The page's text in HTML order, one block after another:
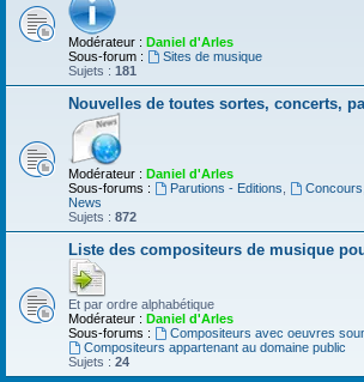
Modérateur : Daniel d'Arles
Sous-forum :
Sites de musique
Sujets : 181
Nouvelles de toutes sortes, concerts,
Modérateur : Daniel d'Arles
Sous-forums :
Parutions - Editions
News
Sujets : 872
Liste des compositeurs de musique
Et par ordre alphabétique
Modérateur : Daniel d'Arles
Sous-forums :
Compositeurs avec oeuvres
Compositeurs appartenant au domaine public
Sujets : 24